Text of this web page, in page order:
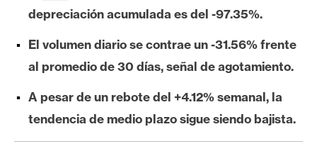
n
l
i
i
s
depreciación acumulada es del -97.35%.
El volumen diario se contrae un -31.56% frente
al promedio de 30 días, señal de agotamiento.
A pesar de un rebote del +4.12% semanal, la
tendencia de medio plazo sigue siendo bajista.